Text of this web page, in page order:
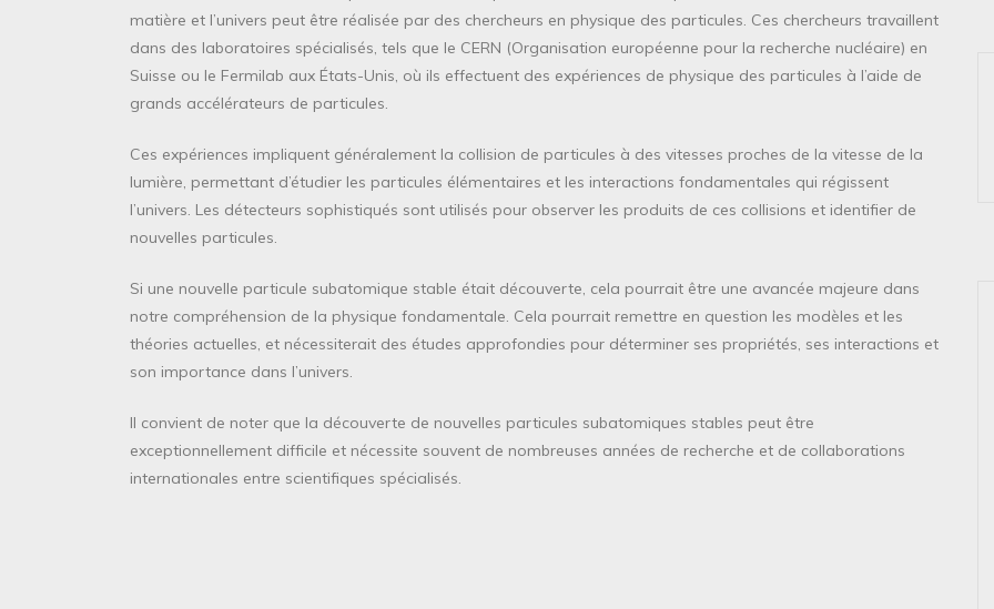
matière et l’univers peut être réalisée par des chercheurs en physique des particules. Ces chercheurs travaillent
dans des laboratoires spécialisés, tels que le CERN (Organisation européenne pour la recherche nucléaire) en
Suisse ou le Fermilab aux États-Unis, où ils effectuent des expériences de physique des particules à l’aide de
grands accélérateurs de particules.
Ces expériences impliquent généralement la collision de particules à des vitesses proches de la vitesse de la
lumière, permettant d’étudier les particules élémentaires et les interactions fondamentales qui régissent
l’univers. Les détecteurs sophistiqués sont utilisés pour observer les produits de ces collisions et identifier de
nouvelles particules.
Si une nouvelle particule subatomique stable était découverte, cela pourrait être une avancée majeure dans
notre compréhension de la physique fondamentale. Cela pourrait remettre en question les modèles et les
théories actuelles, et nécessiterait des études approfondies pour déterminer ses propriétés, ses interactions et
son importance dans l’univers.
Il convient de noter que la découverte de nouvelles particules subatomiques stables peut être
exceptionnellement difficile et nécessite souvent de nombreuses années de recherche et de collaborations
internationales entre scientifiques spécialisés.